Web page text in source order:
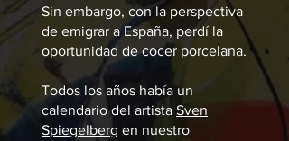
Sin embargo, con la perspectiva
de emigrar a España, perdí la
oportunidad de cocer porcelana.
Todos los años había un
calendario del artista Sven
Spiegelberg en nuestro